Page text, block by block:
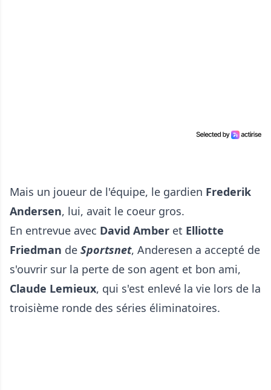
Mais un joueur de l'équipe, le gardien Frederik
Andersen, lui, avait le coeur gros.
En entrevue avec David Amber et Elliotte
Friedman de Sportsnet, Anderesen a accepté de
s'ouvrir sur la perte de son agent et bon ami,
Claude Lemieux, qui s'est enlevé la vie lors de la
troisième ronde des séries éliminatoires.